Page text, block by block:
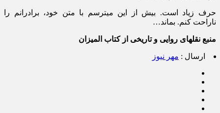
حرف زیاد است. بیش از این میترسم با متن خود، برادرانم را
ناراحت کنم. بماند…
منبع نقلهای روایی و تاریخی از کتاب المیزان
ارسال : مهر نیوز